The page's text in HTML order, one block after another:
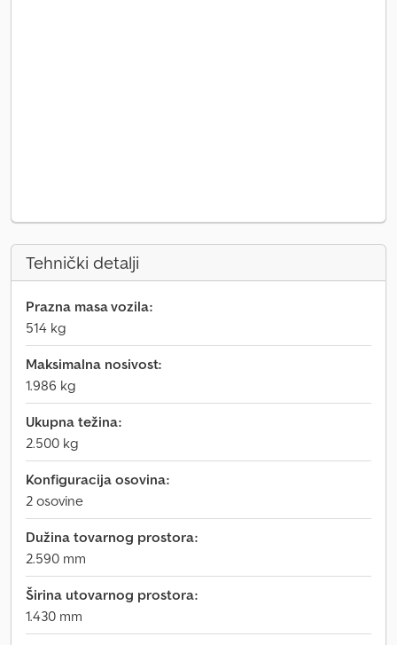
Tehnički detalji
Prazna masa vozila:
514 kg
Maksimalna nosivost:
1.986 kg
Ukupna težina:
2.500 kg
Konfiguracija osovina:
2 osovine
Dužina tovarnog prostora:
2.590 mm
Širina utovarnog prostora:
1.430 mm